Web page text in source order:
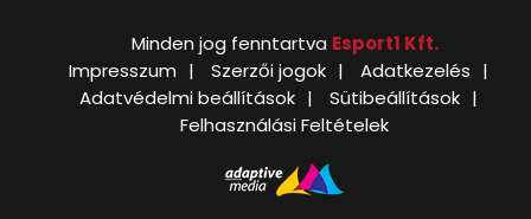
Minden jog fenntartva Esport1 Kft.
Impresszum
Szerzői jogok
Adatkezelés
Adatvédelmi beállítások
Sütibeállítások
Felhasználási Feltételek